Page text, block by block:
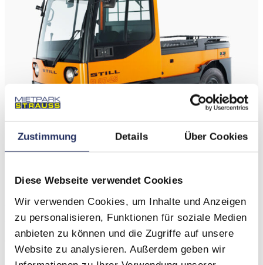
Zustimmung Details Über Cookies
Diese Webseite verwendet Cookies
Wir verwenden Cookies, um Inhalte und Anzeigen
zu personalisieren, Funktionen für soziale Medien
anbieten zu können und die Zugriffe auf unsere
Website zu analysieren. Außerdem geben wir
Vorschau
Elektroschlepper – Still R 07-25
Anhängelast: 25 to